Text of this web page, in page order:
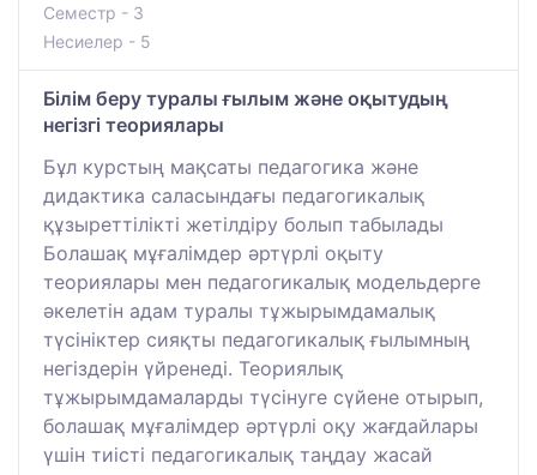
Семестр - 3
Несиелер - 5
Білім беру туралы ғылым және оқытудың
негізгі теориялары
Бұл курстың мақсаты педагогика және
дидактика саласындағы педагогикалық
құзыреттілікті жетілдіру болып табылады
Болашақ мұғалімдер әртүрлі оқыту
теориялары мен педагогикалық модельдерге
әкелетін адам туралы тұжырымдамалық
түсініктер сияқты педагогикалық ғылымның
негіздерін үйренеді. Теориялық
тұжырымдамаларды түсінуге сүйене отырып,
болашақ мұғалімдер әртүрлі оқу жағдайлары
үшін тиісті педагогикалық таңдау жасай